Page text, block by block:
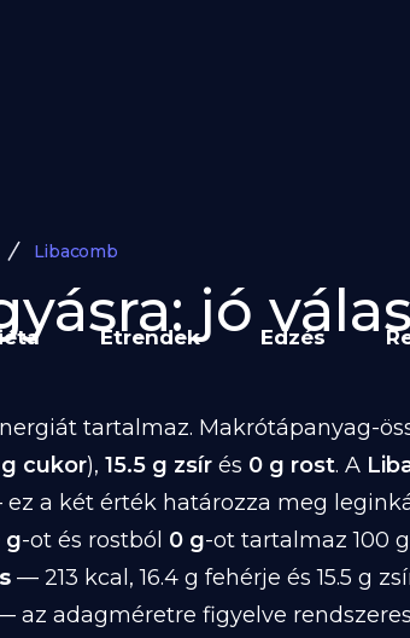
Étrendek Edzés
Libacomb
jó
tartalmaz. Makrótápanyag-
cukor), 15.5 g zsír és 0 g rost. A
ez a két érték határozza meg
g-ot és rostból 0 g-ot tartalmaz 100
— 213 kcal, 16.4 g fehérje és 15.5 g
az adagméretre figyelve